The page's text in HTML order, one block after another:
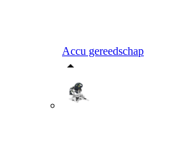
Accu gereedschap